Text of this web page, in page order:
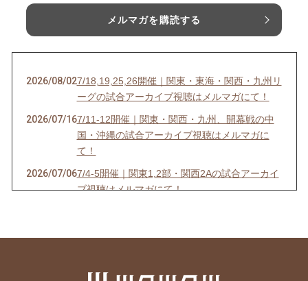
メルマガを購読する
2026/08/027/18,19,25,26開催｜関東・東海・関西・九州リ
ーグの試合アーカイブ視聴はメルマガにて！
2026/07/167/11-12開催｜関東・関西・九州、開幕戦の中
国・沖縄の試合アーカイブ視聴はメルマガに
て！
2026/07/067/4-5開催｜関東1,2部・関西2Aの試合アーカイ
ブ視聴はメルマガにて！